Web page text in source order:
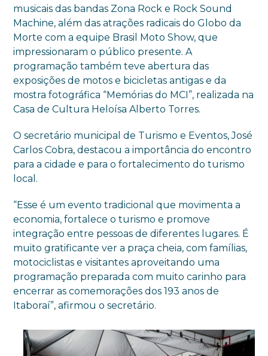
musicais das bandas Zona Rock e Rock Sound
Machine, além das atrações radicais do Globo da
Morte com a equipe Brasil Moto Show, que
impressionaram o público presente. A
programação também teve abertura das
exposições de motos e bicicletas antigas e da
mostra fotográfica “Memórias do MCI”, realizada na
Casa de Cultura Heloísa Alberto Torres.
O secretário municipal de Turismo e Eventos, José
Carlos Cobra, destacou a importância do encontro
para a cidade e para o fortalecimento do turismo
local.
“Esse é um evento tradicional que movimenta a
economia, fortalece o turismo e promove
integração entre pessoas de diferentes lugares. É
muito gratificante ver a praça cheia, com famílias,
motociclistas e visitantes aproveitando uma
programação preparada com muito carinho para
encerrar as comemorações dos 193 anos de
Itaboraí”, afirmou o secretário.